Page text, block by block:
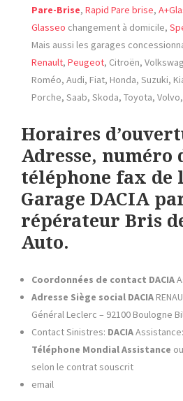
Pare-Brise, Rapid Pare brise,
Glasseo changement à domicile,
Mais aussi les garages
Renault, Peugeot, Citroën,
Roméo, Audi, Fiat, Honda, Suzuki,
Porche, Saab, Skoda, Toyota,
Horaires
Adresse, numéro
téléphone fax de
Garage DACIA
répérateur Bris
Auto.
Coordonnées de contact DACIA
Adresse Siège social DACIA
Général Leclerc – 92100 Boulogne
Contact Sinistres: DACIAAssistance:
Téléphone Mondial Assistance ou
selon le contrat souscrit
email